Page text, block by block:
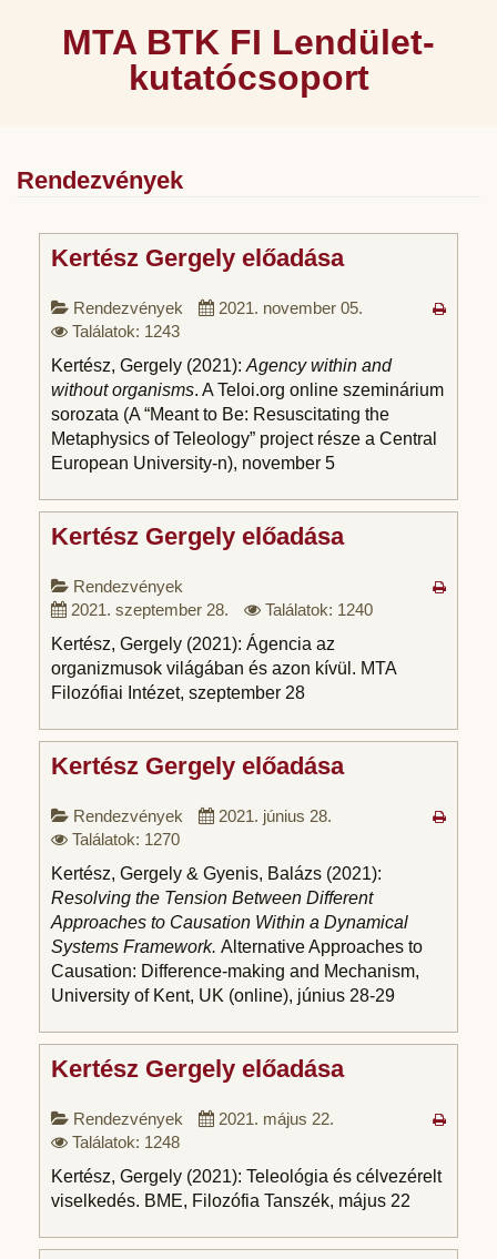
MTA BTK FI Lendület-
kutatócsoport
Rendezvények
Kertész Gergely előadása
Rendezvények
2021. november 05.
Találatok: 1243
Kertész, Gergely (2021): Agency within and
without organisms. A Teloi.org online szeminárium
sorozata (A “Meant to Be: Resuscitating the
Metaphysics of Teleology” project része a Central
European University-n), november 5
Kertész Gergely előadása
Rendezvények
2021. szeptember 28.
Találatok: 1240
Kertész, Gergely (2021): Ágencia az
organizmusok világában és azon kívül. MTA
Filozófiai Intézet, szeptember 28
Kertész Gergely előadása
Rendezvények
2021. június 28.
Találatok: 1270
Kertész, Gergely & Gyenis, Balázs (2021):
Resolving the Tension Between Different
Approaches to Causation Within a Dynamical
Systems Framework. Alternative Approaches to
Causation: Difference-making and Mechanism,
University of Kent, UK (online), június 28-29
Kertész Gergely előadása
Rendezvények
2021. május 22.
Találatok: 1248
Kertész, Gergely (2021): Teleológia és célvezérelt
viselkedés. BME, Filozófia Tanszék, május 22